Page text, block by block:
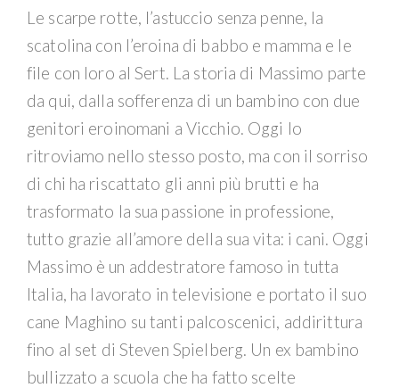
Le scarpe rotte, l’astuccio senza penne, la
scatolina con l’eroina di babbo e mamma e le
file con loro al Sert. La storia di Massimo parte
da qui, dalla sofferenza di un bambino con due
genitori eroinomani a Vicchio. Oggi lo
ritroviamo nello stesso posto, ma con il sorriso
di chi ha riscattato gli anni più brutti e ha
trasformato la sua passione in professione,
tutto grazie all’amore della sua vita: i cani. Oggi
Massimo è un addestratore famoso in tutta
Italia, ha lavorato in televisione e portato il suo
cane Maghino su tanti palcoscenici, addirittura
fino al set di Steven Spielberg. Un ex bambino
bullizzato a scuola che ha fatto scelte